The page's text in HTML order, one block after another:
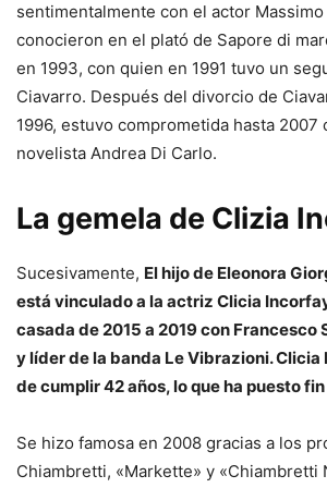
sentimentalmente con el actor
conocieron en el plató de Sapore di
en 1993, con quien en 1991 tuvo un
Ciavarro. Después del divorcio de
1996, estuvo comprometida hasta 2007
novelista Andrea Di Carlo.
La gemela de Clizia
Sucesivamente, El hijo de Eleonora
está vinculado a la actriz Clicia
casada de 2015 a 2019 con Francesco
y líder de la banda Le Vibrazioni. Clicia
de cumplir 42 años, lo que ha puesto
Se hizo famosa en 2008 gracias a los
Chiambretti, «Markette» y «Chiambretti